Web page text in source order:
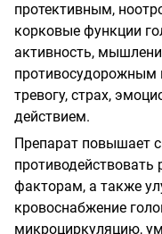
протективным,
корковые функции
активность,
противосудорожным
тревогу, страх,
действием.
Препарат повышает
факторам, а также
кровоснабжение
микроциркуляцию,